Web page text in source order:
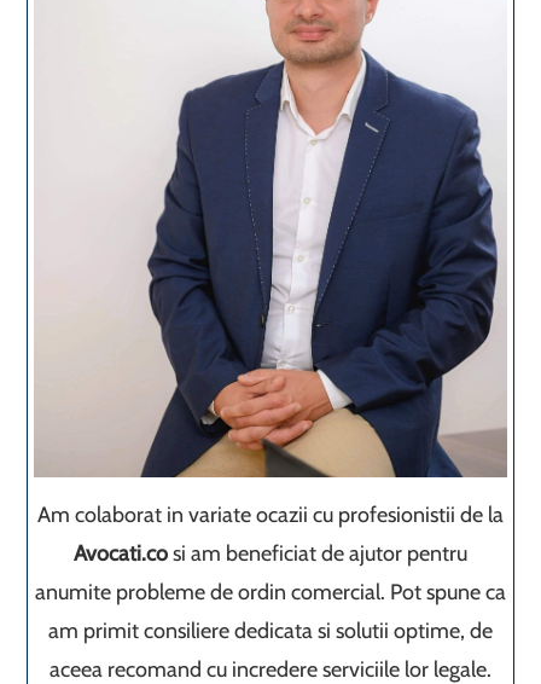
Am colaborat in variate ocazii cu profesionistii de la
Avocati.cosi am beneficiat de ajutor pentru
anumite probleme de ordin comercial. Pot spune ca
am primit consiliere dedicata si solutii optime, de
aceea recomand cu incredere serviciile lor legale.